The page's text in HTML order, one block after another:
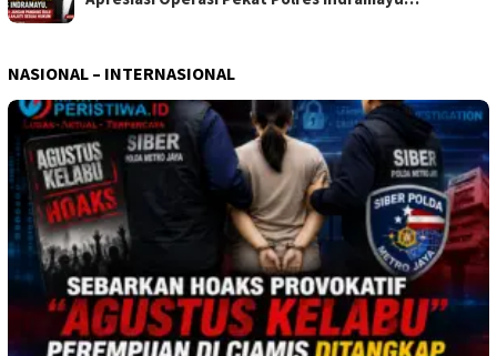
NASIONAL – INTERNASIONAL